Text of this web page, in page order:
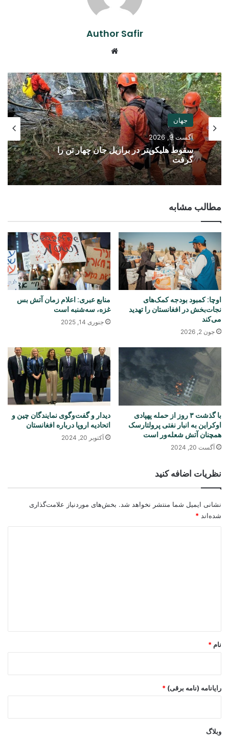
Author Safir
جهان
آگست 9, 2026
سقوط هلیکوپتر در برازیل جان چهار تن را
گرفت
مطالب مشابه
اوچا: کمبود بودجه کمک‌های
نجات‌بخش در افغانستان را تهدید
می‌کند
جون 2, 2026
منابع عبری: اعلام زمان آتش بس
غزه، سه‌شنبه است
جنوری 14, 2025
با گذشت ۳ روز از حمله پهپادی
اوکراین به انبار نفتی پرولتارسک
همچنان آتش شعله‌ور است
آگست 20, 2024
دیدار و گفت‌وگوی نمایندگان چین و
اتحادیه اروپا درباره‌ افغانستان
آکتوبر 20, 2024
نظریات اضافه کنید
نشانی ایمیل شما منتشر نخواهد شد. بخش‌های موردنیاز علامت‌گذاری
شده‌اند *
نام *
رایانامه (نامه برقی) *
وبلاگ